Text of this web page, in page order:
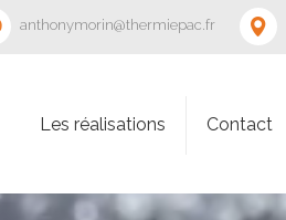
anthonymorin@thermiepac.fr
Les réalisations Contact